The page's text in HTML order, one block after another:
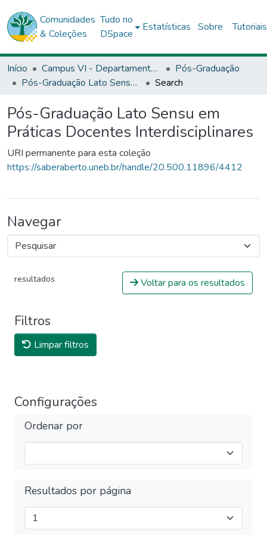
Comunidades
& Coleções
Tudo no
DSpace
Estatísticas Sobre Tutoriais
Início Campus VI - Departamento de Ciências Humanas (DCH) - Caetité
Pós-Graduação
Pós-Graduação Lato Sensu em Práticas Docentes Interdisciplinares
Search
Pós-Graduação Lato Sensu em
Práticas Docentes Interdisciplinares
URI permanente para esta coleção
https://saberaberto.uneb.br/handle/20.500.11896/4412
Navegar
resultados Voltar para os resultados
Filtros
Limpar filtros
Configurações
Ordenar por
Resultados por página